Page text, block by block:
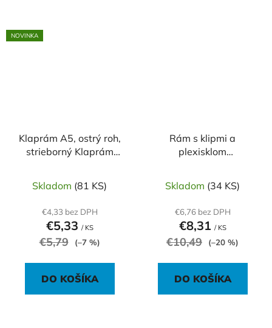
NOVINKA
Klaprám A5, ostrý roh,
strieborný Klaprám
Skladom (81 KS)
€4,33 bez DPH
€5,33 / KS
€5,79 (–7 %)
DO KOŠÍKA
Rám s klipmi a
plexisklom
Skladom (34 KS)
€6,76 bez DPH
€8,31 / KS
€10,49 (–20 %)
DO KOŠÍKA